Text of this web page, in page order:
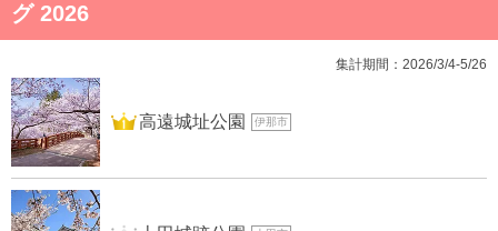
グ 2026
集計期間：2026/3/4-5/26
1位高遠城址公園 伊那市